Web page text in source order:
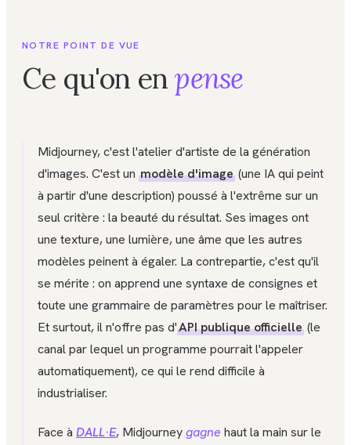
NOTRE POINT DE VUE
Ce qu'on enpense
Midjourney, c'est l'atelier d'artiste de la génération
d'images. C'est un modèle d'image (une IA qui peint
à partir d'une description) poussé à l'extrême sur un
seul critère : la beauté du résultat. Ses images ont
une texture, une lumière, une âme que les autres
modèles peinent à égaler. La contrepartie, c'est qu'il
se mérite : on apprend une syntaxe de consignes et
toute une grammaire de paramètres pour le maîtriser.
Et surtout, il n'offre pas d'API publique officielle (le
canal par lequel un programme pourrait l'appeler
automatiquement), ce qui le rend difficile à
industrialiser.
Face à DALL·E, Midjourneygagne haut la main sur le